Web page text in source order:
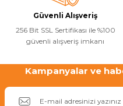
Yangın Pompası
Güvenli Alışveriş
256 Bit SSL Sertifikası ile %100
güvenli alışveriş imkanı
Kampanyalar ve